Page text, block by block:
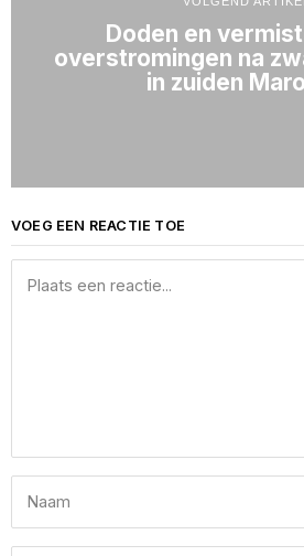
Doden en
overstromingen na
in zuiden
VOEG EEN REACTIE TOE